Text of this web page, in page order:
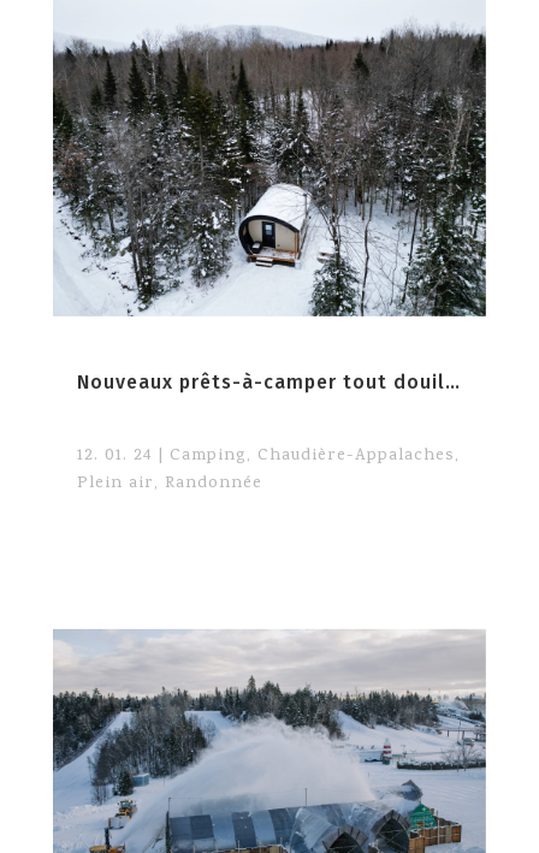
Nouveaux prêts-à-camper tout douillets au Parc du Massif du Sud
12. 01. 24 Camping, Chaudière-Appalaches,
Plein air, Randonnée